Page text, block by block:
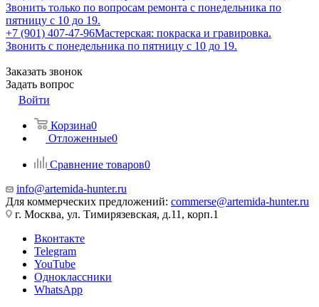
Звонить только по вопросам ремонта с понедельника по
пятницу с 10 до 19.
+7 (901) 407-47-96Мастерская: покраска и гравировка.
Звонить с понедельника по пятницу с 10 до 19.
Заказать звонок
Задать вопрос
Войти
Корзина0
Отложенные0
Сравнение товаров0
info@artemida-hunter.ru
Для коммерческих предложений: commerse@artemida-hunter.ru
г. Москва, ул. Тимирязевская, д.11, корп.1
Вконтакте
Telegram
YouTube
Одноклассники
WhatsApp